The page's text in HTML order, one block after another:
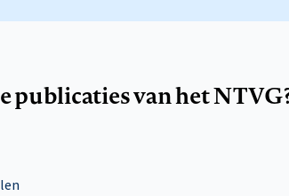
publicaties van het